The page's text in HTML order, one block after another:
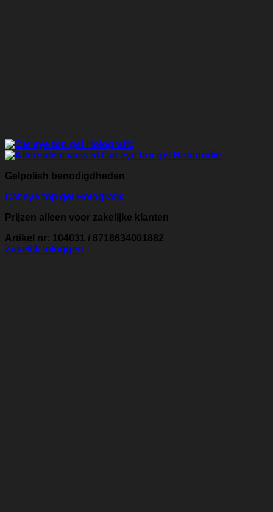
Gelpolish benodigdheden
Cat eye top gel Holografic
Prijzen alleen voor zakelijke klanten
Artikel nr: 104031 / 8718634001882
Zakelijk inloggen